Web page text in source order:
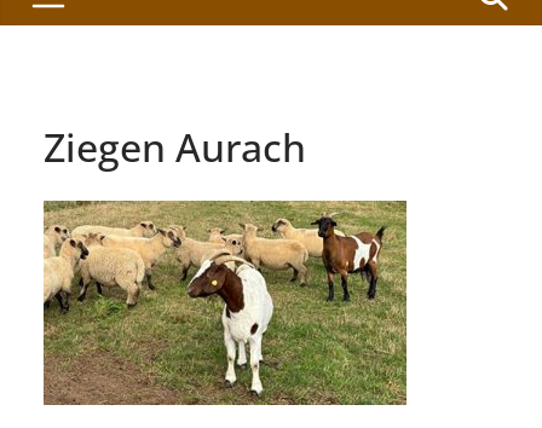
Ziegen Aurach